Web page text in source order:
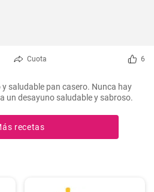
Cuota 6
saludable pan casero. Nunca hay
un desayuno saludable y sabroso.
recetas